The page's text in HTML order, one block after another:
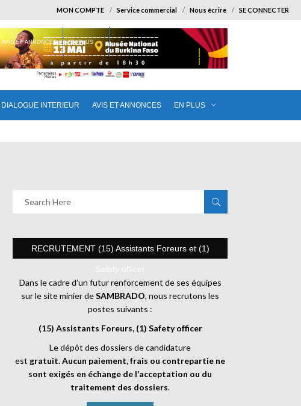
MON COMPTE Service commercial Nous écrire SE CONNECTER
DIALOGUE INTERIEUR AVIS ET ANNONCES EN PLUS
AVIS ET ANNONCES EN PLUS
RECRUTEMENT (15) Assistants Foreurs et (1)
Safety officer
Dans le cadre d’un futur renforcement de ses équipes
sur le site minier deSAMBRADO, nous recrutons les
postes suivants :
(15) Assistants Foreurs, (1) Safety officer
Le dépôt des dossiers de candidature
est gratuit.Aucun paiement, frais ou contrepartie ne
sont exigés en échange de l’acceptation ou du
traitement des dossiers.